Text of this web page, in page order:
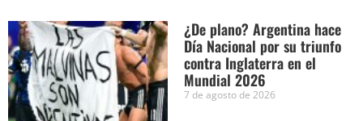
¿De plano? Argentina hace
Día Nacional por su triunfo
contra Inglaterra en el
Mundial 2026
7 de agosto de 2026